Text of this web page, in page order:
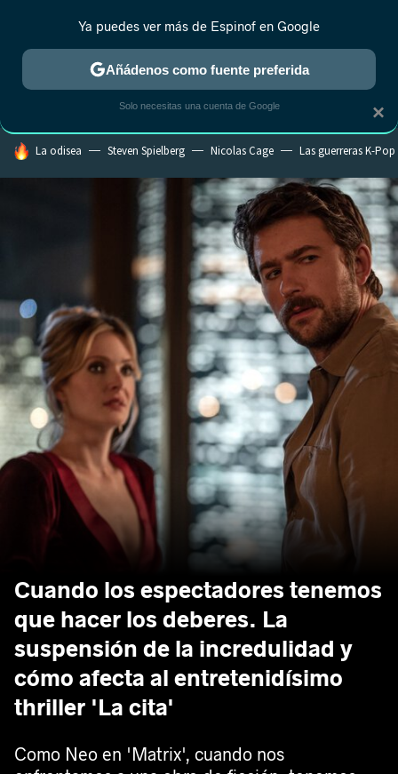
ESTRENOS REALITY ANIME RANKINGS CINE
HOY SE HABLA DE
La odisea Steven Spielberg Nicolas Cage Las guerreras K-Pop
Cuando los espectadores tenemos
que hacer los deberes. La
suspensión de la incredulidad y
cómo afecta al entretenidísimo
thriller 'La cita'
Como Neo en 'Matrix', cuando nos
×
Ya puedes ver más de Espinof en Google
Añádenos como fuente preferida
Solo necesitas una cuenta de Google